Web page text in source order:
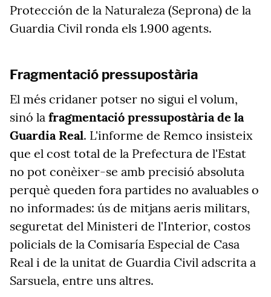
Protección de la Naturaleza (Seprona) de la
Guardia Civil ronda els 1.900 agents.
Fragmentació pressupostària
El més cridaner potser no sigui el volum,
sinó la fragmentació pressupostària de la
Guardia Real. L'informe de Remco insisteix
que el cost total de la Prefectura de l'Estat
no pot conèixer-se amb precisió absoluta
perquè queden fora partides no avaluables o
no informades: ús de mitjans aeris militars,
seguretat del Ministeri de l'Interior, costos
policials de la Comisaría Especial de Casa
Real i de la unitat de Guardia Civil adscrita a
Sarsuela, entre uns altres.